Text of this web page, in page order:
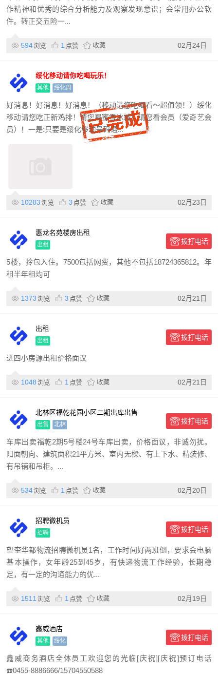
作精神和优秀的综合分析能力及观察发现意识；会常用办公软
件。转正交五险一...
594浏览 1 点赞 收藏 02月24日
绥化移动请你吃喝玩乐！
其他 绥化周
好消息！好消息！好消息！（移动请您吃喝看～超值领！）绥化
移动请您吃正新鸡排！请您喝蜜雪冰城！请您看会员（爱奇艺会
员）！一是:只要是绥化移动号码通...
10283 浏览 3 点赞 收藏 02月23日
惠龙名苑楼房出租
出租 拨打电话
5楼，拎包入住。7500包括网费，其他不包括18724365812。年
租半年租均可
1373 浏览 3 点赞 收藏 02月21日
出租
出租 拨打电话
进四小房源出租价格面议
1048 浏览 1 点赞 收藏 02月21日
北林区福乾花园小区二期出库出售
出售 北林 拨打电话
车库出卖福乾2期5号楼24号车库出卖，价格面议，非诚勿扰。
阳面朝向、建筑面积21平方米、室内无樑、有上下水、精装修、
有吊铺和吊柜。...
534浏览 1 点赞 收藏 02月20日
招聘微机员
招聘 拨打电话
望奎华都物流招聘微机员1名，工作时间好两班倒，要求会电脑
基本操作，女年龄25到45岁，有快递物流工作经验，长期稳
定，有一定的沟通能力的优...
1511 浏览 1 点赞 收藏 02月19日
鑫威酒店
其他 绥化 拨打电话
鑫威商务酒店全体员工欢迎您的光临[庆祝][庆祝]预订电话
☎️0455-8886666/15704550588